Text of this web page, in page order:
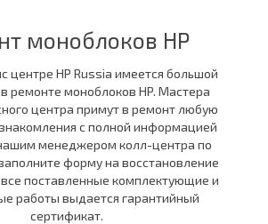
моноблоков HP
центре HP Russia имеется большой
ремонте моноблоков HP. Мастера
центра примут в ремонт любую
с полной информацией
менеджером колл-центра по
форму на восстановление
все поставленные комплектующие и
работы выдается гарантийный
сертификат.